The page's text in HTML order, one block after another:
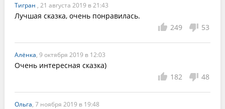
Тигран , 21 августа 2019 в 21:43
Лучшая сказка, очень понравилась.
249
53
Алёнка, 9 октября 2019 в 12:03
Очень интересная сказка)
182
48
Ольга, 7 ноября 2019 в 19:48